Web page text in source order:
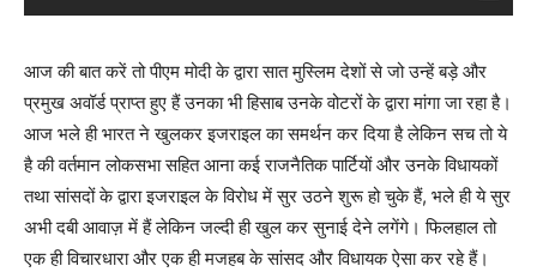
आज की बात करें तो पीएम मोदी के द्वारा सात मुस्लिम देशों से जो उन्हें बड़े और
प्रमुख अवॉर्ड प्राप्त हुए हैं उनका भी हिसाब उनके वोटरों के द्वारा मांगा जा रहा है।
आज भले ही भारत ने खुलकर इजराइल का समर्थन कर दिया है लेकिन सच तो ये
है की वर्तमान लोकसभा सहित आना कई राजनैतिक पार्टियों और उनके विधायकों
तथा सांसदों के द्वारा इजराइल के विरोध में सुर उठने शुरू हो चुके हैं, भले ही ये सुर
अभी दबी आवाज़ में हैं लेकिन जल्दी ही खुल कर सुनाई देने लगेंगे। फिलहाल तो
एक ही विचारधारा और एक ही मजहब के सांसद और विधायक ऐसा कर रहे हैं।